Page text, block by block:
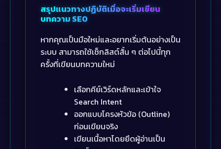
สรุปแนวทางปฏิบัติเมื่อจะเริ่มเขียน
บทความ SEO
หากคุณเป็นมือใหม่และอยากเริ่มต้นอย่างเป็น
ระบบ สามารถใช้เช็กลิสต์สั้น ๆ ต่อไปนี้ทุก
ครั้งที่เขียนบทความใหม่
เลือกคีย์เวิร์ดหลักและเข้าใจ
Search Intent
ออกแบบโครงหัวข้อ (Outline)
ก่อนเขียนจริง
เขียนเนื้อหาโดยยึดผู้อ่านเป็น